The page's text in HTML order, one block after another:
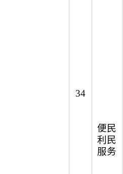
便民
利民
服务
34